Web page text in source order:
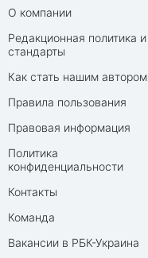
О компании
Редакционная политика и
стандарты
Как стать нашим автором
Правила пользования
Правовая информация
Политика
конфиденциальности
Контакты
Команда
Вакансии в РБК-Украина